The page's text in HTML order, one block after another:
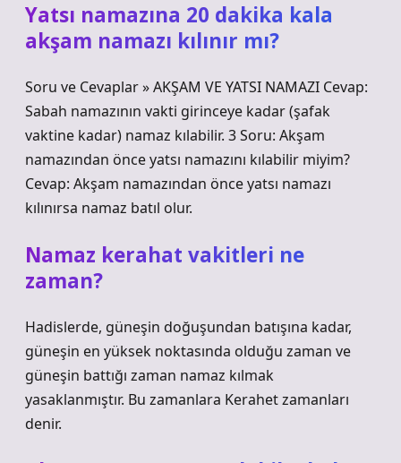
Yatsı namazına 20 dakika kala
akşam namazı kılınır mı?
Soru ve Cevaplar » AKŞAM VE YATSI NAMAZI Cevap:
Sabah namazının vakti girinceye kadar (şafak
vaktine kadar) namaz kılabilir. 3 Soru: Akşam
namazından önce yatsı namazını kılabilir miyim?
Cevap: Akşam namazından önce yatsı namazı
kılınırsa namaz batıl olur.
Namaz kerahat vakitleri ne
zaman?
Hadislerde, güneşin doğuşundan batışına kadar,
güneşin en yüksek noktasında olduğu zaman ve
güneşin battığı zaman namaz kılmak
yasaklanmıştır. Bu zamanlara Kerahet zamanları
denir.